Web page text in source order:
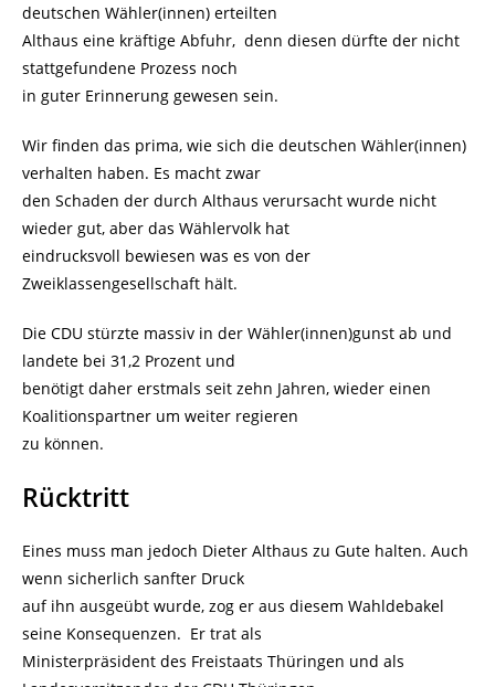
deutschen Wähler(innen) erteilten
Althaus eine kräftige Abfuhr, denn diesen dürfte der nicht
stattgefundene Prozess noch
in guter Erinnerung gewesen sein.
Wir finden das prima, wie sich die deutschen Wähler(innen)
verhalten haben. Es macht zwar
den Schaden der durch Althaus verursacht wurde nicht
wieder gut, aber das Wählervolk hat
eindrucksvoll bewiesen was es von der
Zweiklassengesellschaft hält.
Die CDU stürzte massiv in der Wähler(innen)gunst ab und
landete bei 31,2 Prozent und
benötigt daher erstmals seit zehn Jahren, wieder einen
Koalitionspartner um weiter regieren
zu können.
Rücktritt
Eines muss man jedoch Dieter Althaus zu Gute halten. Auch
wenn sicherlich sanfter Druck
auf ihn ausgeübt wurde, zog er aus diesem Wahldebakel
seine Konsequenzen. Er trat als
Ministerpräsident des Freistaats Thüringen und als